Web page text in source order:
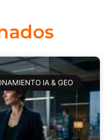
IA & GEO